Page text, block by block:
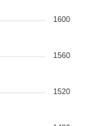
1600
1560
1520